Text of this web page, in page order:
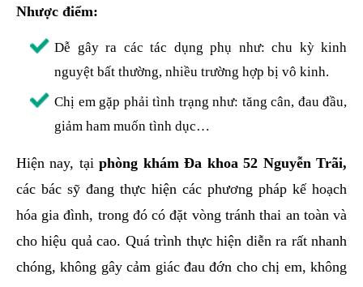
Nhược điểm:
Dễ gây ra các tác dụng phụ như: chu kỳ kinh
nguyệt bất thường, nhiều trường hợp bị vô kinh.
Chị em gặp phải tình trạng như: tăng cân, đau đầu,
giảm ham muốn tình dục…
Hiện nay, tạiphòng khám Đa khoa 52 Nguyễn Trãi,
các bác sỹ đang thực hiện các phương pháp kế hoạch
hóa gia đình, trong đó có đặt vòng tránh thai an toàn và
cho hiệu quả cao. Quá trình thực hiện diễn ra rất nhanh
chóng, không gây cảm giác đau đớn cho chị em, không